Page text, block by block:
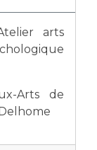
arts
Arts de